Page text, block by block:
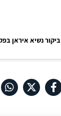
ביקור נשיא איראן